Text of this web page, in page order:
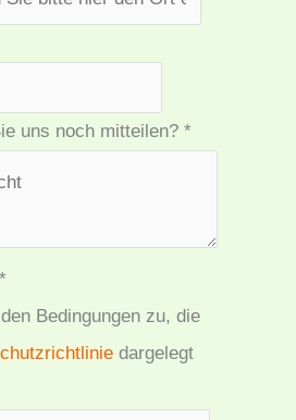
uns noch mitteilen? *
*
Bedingungen zu, die
dargelegt